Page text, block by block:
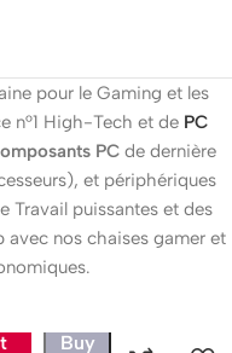
pour le Gaming et les
n°1 High-Tech et de PC
PCde dernière
et périphériques
Travail puissantes et des
avec nos chaises gamer et
Buy